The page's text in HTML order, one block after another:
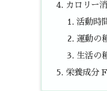
カロリー
活動時
運動の
生活の
栄養成分